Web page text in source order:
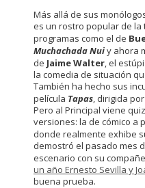
Más allá de sus
es un rostro popular de la
programas como el de
Muchachada Nuiy ahora
de Jaime Walter, el
la comedia de situación
También ha hecho sus
película Tapas, dirigida
Pero al Principal viene
versiones: la de cómico a
donde realmente exhibe
demostró el pasado mes
escenario con su
un año Ernesto Sevilla y
buena prueba.